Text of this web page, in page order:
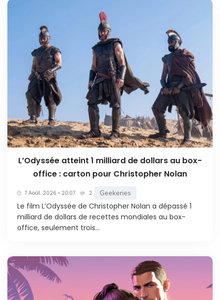
L’Odyssée atteint 1 milliard de dollars au box-
office : carton pour Christopher Nolan
7 Août. 2026 • 20:07 2 Geekeries
Le film L’Odyssée de Christopher Nolan a dépassé 1
milliard de dollars de recettes mondiales au box-
office, seulement trois...